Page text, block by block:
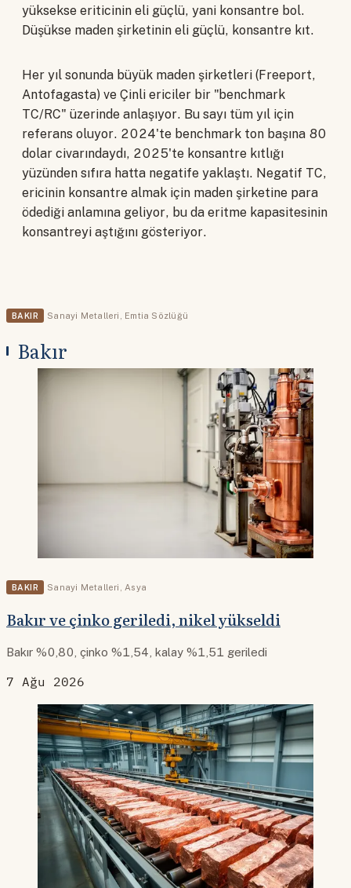
yüksekse eriticinin eli güçlü, yani konsantre bol.
Düşükse maden şirketinin eli güçlü, konsantre kıt.
Her yıl sonunda büyük maden şirketleri (Freeport,
Antofagasta) ve Çinli ericiler bir "benchmark
TC/RC" üzerinde anlaşıyor. Bu sayı tüm yıl için
referans oluyor. 2024'te benchmark ton başına 80
dolar civarındaydı, 2025'te konsantre kıtlığı
yüzünden sıfıra hatta negatife yaklaştı. Negatif TC,
ericinin konsantre almak için maden şirketine para
ödediği anlamına geliyor, bu da eritme kapasitesinin
konsantreyi aştığını gösteriyor.
BAKIR Sanayi Metalleri , Emtia Sözlüğü
Bakır
BAKIR Sanayi Metalleri Asya
Bakır ve çinko geriledi, nikel yükseldi
Bakır %0,80, çinko %1,54, kalay %1,51 geriledi
7 Ağu 2026